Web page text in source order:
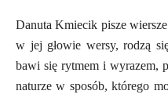
Danuta Kmiecik pisze
w jej głowie wersy, rodzą
bawi się rytmem i wyrazem,
naturze w sposób, którego